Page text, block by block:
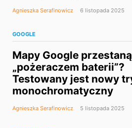
Agnieszka Serafinowicz 6 listopada 2025
GOOGLE
Mapy Google
„pożeraczem baterii”?
Testowany jest nowy
monochromatyczny
Agnieszka Serafinowicz 5 listopada 2025